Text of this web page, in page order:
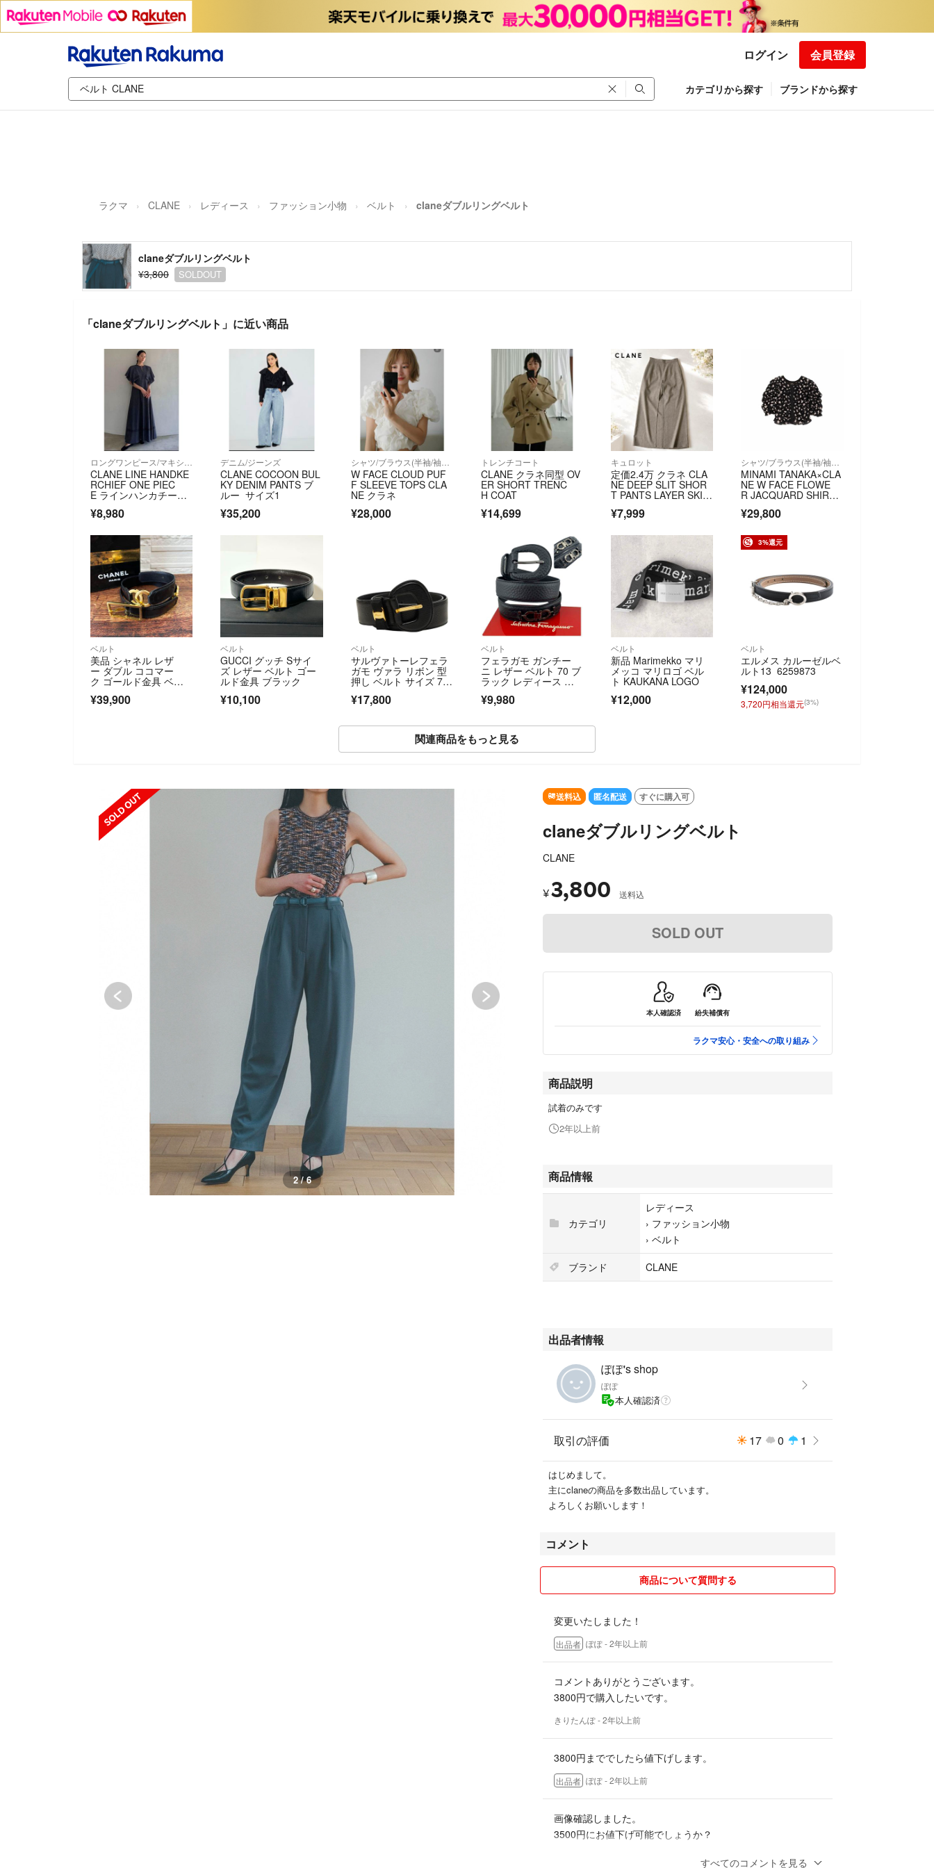
ログイン 会員登録
カテゴリから探す ブランドから探す
ラクマ CLANE レディース ファッション小物 ベルト claneダブルリングベルト
claneダブルリングベルト
¥3,800
SOLDOUT
「claneダブルリングベルト」に近い商品
CLANE LINE HANDKE
RCHIEF ONE PIEC
E ラインハンカチーフ
ワンピース チェッ
ク ロングワンピース
¥8,980
デニム/ジーンズ
CLANE COCOON BUL
KY DENIM PANTS ブ
ルー サイズ1
¥35,200
W FACE CLOUD PUF
F SLEEVE TOPS CLA
NE クラネ
¥28,000
トレンチコート
CLANE クラネ同型 OV
ER SHORT TRENC
H COAT
¥14,699
キュロット
定価2.4万 クラネ CLA
NE DEEP SLIT SHOR
T PANTS LAYER SKIR
¥7,999
MINAMI TANAKA×CLA
NE W FACE FLOWE
R JACQUARD SHIRRI
¥29,800
ベルト
美品 シャネル レザ
ー ダブル ココマー
ク ゴールド金具 ベル
¥39,900
ベルト
GUCCI グッチ Sサイ
ズ レザー ベルト ゴー
ルド金具 ブラック
¥10,100
ベルト
サルヴァトーレフェラ
ガモ ヴァラ リボン 型
押し ベルト サイズ 7
alvatore Ferragam
¥17,800
ベルト
フェラガモ ガンチー
ニ レザー ベルト 70 ブ
ラック レディース メ
¥9,980
ベルト
新品 Marimekko マリ
メッコ マリロゴ ベル
ト KAUKANA LOGO
¥12,000
3%還元
ベルト
エルメス カルーゼルベ
ルト13 6259873
¥124,000
3,720円相当還元(3%)
関連商品をもっと見る
3 / 6
送料込 匿名配送 すぐに購入可
claneダブルリングベルト
CLANE
¥3,800 送料込
SOLD OUT
本人確認済 紛失補償有
ラクマ安心・安全への取り組み
商品説明
試着のみです
2年以上前
商品情報
カテゴリ
レディース
› ファッション小物
› ベルト
ブランド
CLANE
出品者情報
ぽぽ's shop
ぽぽ
本人確認済
取引の評価 17 0 1
はじめまして。
主にclaneの商品を多数出品しています。
よろしくお願いします！
コメント
商品について質問する
変更いたしました！
出品者 ぽぽ- 2年以上前
コメントありがとうございます。
3800円で購入したいです。
きりたんぽ- 2年以上前
3800円まででしたら値下げします。
出品者 ぽぽ- 2年以上前
画像確認しました。
3500円にお値下げ可能でしょうか？
すべてのコメントを見る